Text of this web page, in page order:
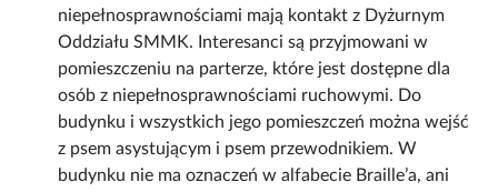
niepełnosprawnościami mają kontakt z Dyżurnym
Oddziału SMMK. Interesanci są przyjmowani w
pomieszczeniu na parterze, które jest dostępne dla
osób z niepełnosprawnościami ruchowymi. Do
budynku i wszystkich jego pomieszczeń można wejść
z psem asystującym i psem przewodnikiem. W
budynku nie ma oznaczeń w alfabecie Braille’a, ani